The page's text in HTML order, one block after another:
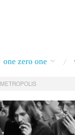
one zero one
METROPOLIS